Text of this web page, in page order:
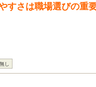
すさは職場選びの重
し